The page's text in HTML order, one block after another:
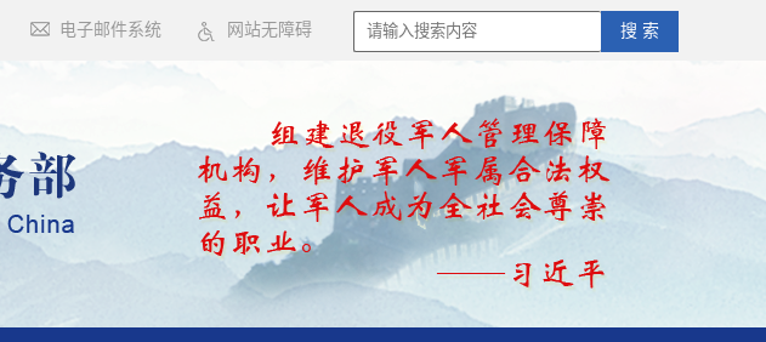
搜 索
电子邮件系统 网站无障碍